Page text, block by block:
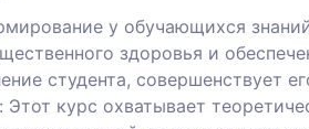
у обучающихся
здоровья и
студента, совершенствует
Этот курс охватывает